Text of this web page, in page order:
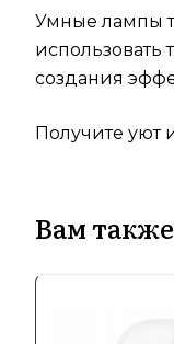
Умные лампы
использовать
создания
Получите уют
Вам